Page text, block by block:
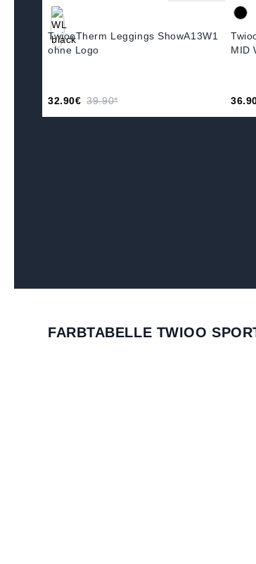
TwiooTherm Leggings ShowA13W1
ohne Logo
32.90€ 39.90*
MID
FARBTABELLE TWIOO